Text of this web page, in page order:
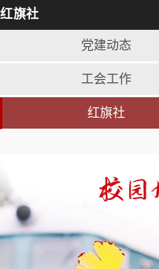
红旗社
党建动态
工会工作
红旗社